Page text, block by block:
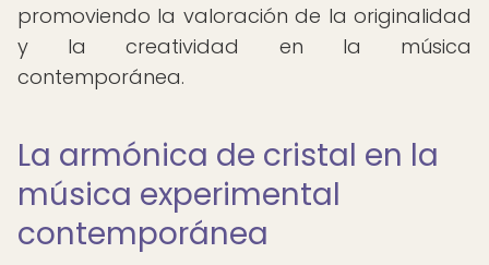
promoviendo la valoración de la originalidad
y la creatividad en la música
contemporánea.
La armónica de cristal en la
música experimental
contemporánea